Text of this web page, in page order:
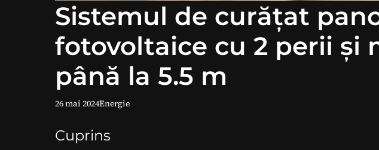
Sistemul de curățat
fotovoltaice cu 2 perii și
până la 5.5 m
26 mai 2024Energie
Cuprins